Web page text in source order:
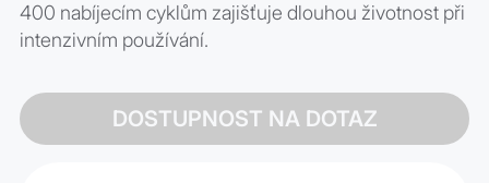
400 nabíjecím cyklům zajišťuje dlouhou životnost při
intenzivním používání.
DOSTUPNOST NA DOTAZ